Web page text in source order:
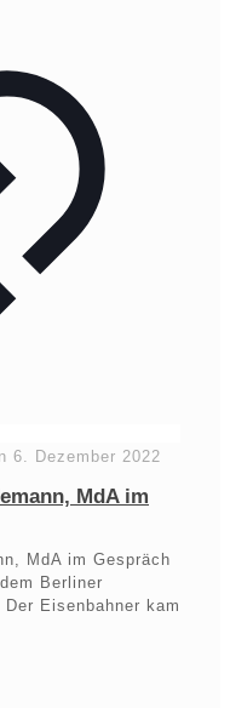
6. Dezember 2022
MdA im
MdA im Gespräch
Berliner
Eisenbahner kam